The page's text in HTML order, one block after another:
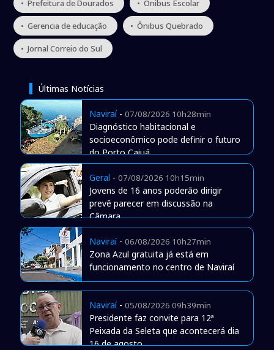
• Prefeitura de Dourados • Ônibus Escolar
• Gerencia de educação • Ônibus Quebrado
• Jornal Correio do Sul
Últimas Notícias
Naviraí- 07/08/2026 10h28min
Diagnóstico habitacional e
socioeconômico pode definir o futuro
do Porto Caiuá
Geral - 07/08/2026 10h15min
Jovens de 16 anos poderão dirigir
prevê parecer em discussão na
Câmara
Naviraí- 06/08/2026 10h27min
Zona Azul gratuita já está em
funcionamento no centro de Naviraí
Naviraí- 05/08/2026 09h39min
Presidente faz convite para 12ª
Peixada da Seleta que acontecerá dia
16 de agosto